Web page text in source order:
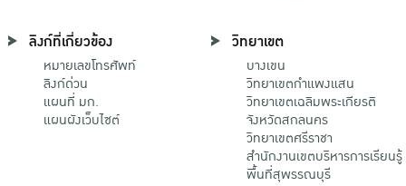
ลิงก์ที่เกี่ยวข้อง
หมายเลขโทรศัพท์
ลิงก์ด่วน
แผนที่ มก.
แผนผังเว็บไซต์
วิทยาเขต
บางเขน
วิทยาเขตกําแพงแสน
วิทยาเขตเฉลิมพระเกียรติ
จังหวัดสกลนคร
วิทยาเขตศรีราชา
สำนักงานเขตบริหารการเรียนรู้
พื้นที่สุพรรณบุรี